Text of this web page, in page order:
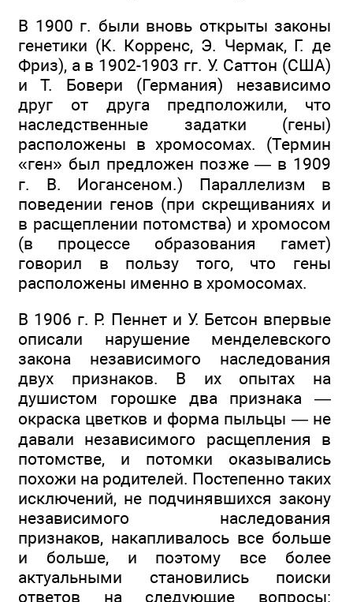
В 1900 г. были вновь открыты законы
генетики (К. Корренс, Э. Чермак, Г. де
Фриз), а в 1902-1903 гг. У. Саттон (США)
и Т. Бовери (Германия) независимо
друг от друга предположили, что
наследственные задатки (гены)
расположены в хромосомах. (Термин
«ген» был предложен позже — в 1909
г. В. Иогансеном.) Параллелизм в
поведении генов (при скрещиваниях и
в расщеплении потомства) и хромосом
(в процессе образования гамет)
говорил в пользу того, что гены
расположены именно в хромосомах.
В 1906 г. Р. Пеннет и У. Бетсон впервые
описали нарушение менделевского
закона независимого наследования
двух признаков. В их опытах на
душистом горошке два признака —
окраска цветков и форма пыльцы — не
давали независимого расщепления в
потомстве, и потомки оказывались
похожи на родителей. Постепенно таких
исключений, не подчинявшихся закону
независимого наследования
признаков, накапливалось все больше
и больше, и поэтому все более
актуальными становились поиски
ответов на следующие вопросы: